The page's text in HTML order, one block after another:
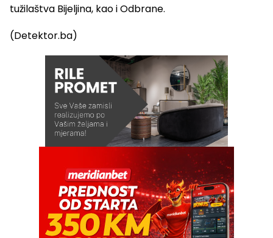
tužilaštva Bijeljina, kao i Odbrane.
(Detektor.ba)